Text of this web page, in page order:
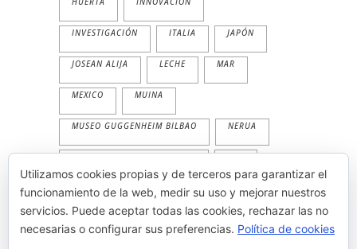
INVESTIGACIÓN ITALIA JAPÓN
JOSEAN ALIJA LECHE MAR
MEXICO MUINA
MUSEO GUGGENHEIM BILBAO NERUA
NERUA GUGGENHEIM BILBAO PAN
PESCADO PLANTA PRIMAVERA
PRODUCTOS TEMPORALIDAD
Utilizamos cookies propias y de terceros para garantizar el
funcionamiento de la web, medir su uso y mejorar nuestros
servicios. Puede aceptar todas las cookies, rechazar las no
necesarias o configurar sus preferencias. Política de cookies